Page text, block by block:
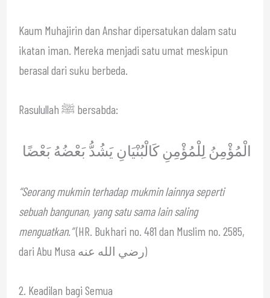
Kaum Muhajirin dan Anshar dipersatukan dalam satu
ikatan iman. Mereka menjadi satu umat meskipun
berasal dari suku berbeda.
Rasulullah ﷺ bersabda:
الْمُؤْمِنُ لِلْمُؤْمِنِ كَالْبُنْيَانِ يَشُدُّ بَعْضُهُ بَعْضًا
“Seorang mukmin terhadap mukmin lainnya seperti
sebuah bangunan, yang satu sama lain saling
menguatkan.”(HR. Bukhari no. 481 dan Muslim no. 2585,
dari Abu Musa رضي الله عنه)
2. Keadilan bagi Semua